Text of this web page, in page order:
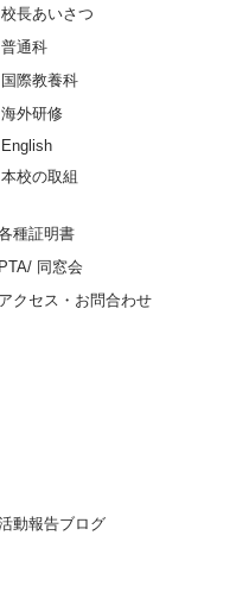
校長あいさつ
普通科
国際教養科
海外研修
English
本校の取組
種証明書
PTA/ 同窓会
アクセス・お問合わせ
動報告ブログ